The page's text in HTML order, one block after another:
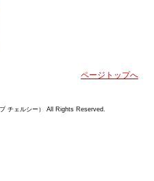
ページトップへ
チェルシー） All Rights Reserved.